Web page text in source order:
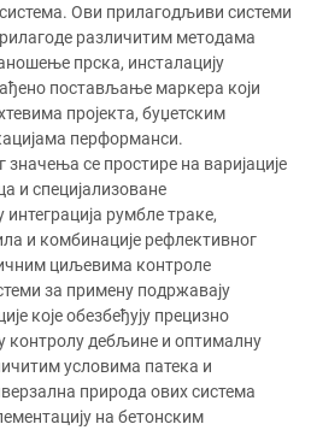
система. Ови прилагодљиви системи
различитим методама
прска, инсталацију
постављање маркера који
пројекта, буџетским
перформанси.
се простире на варијације
и специјализоване
румбле траке,
и комбинације рефлективног
циљевима контроле
за примену подржавају
које обезбеђују прецизно
контролу дебљине и оптималну
условима патека и
природа ових система
на бетонским